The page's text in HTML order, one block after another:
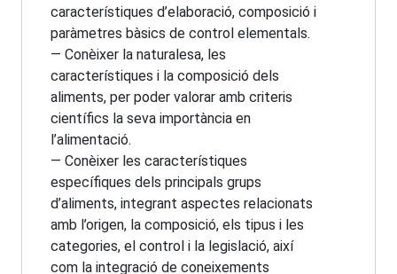
característiques d’elaboració, composició i
paràmetres bàsics de control elementals.
— Conèixer la naturalesa, les
característiques i la composició dels
aliments, per poder valorar amb criteris
científics la seva importància en
l’alimentació.
— Conèixer les característiques
específiques dels principals grups
d’aliments, integrant aspectes relacionats
amb l’origen, la composició, els tipus i les
categories, el control i la legislació, així
com la integració de coneixements